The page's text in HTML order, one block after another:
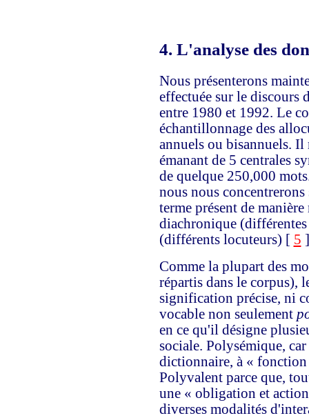
4. L'analyse des
Nous présenterons
effectuée sur le discours
entre 1980 et 1992. Le
échantillonnage des
annuels ou bisannuels.
émanant de 5 centrales
de quelque 250,000
nous nous
terme présent de
diachronique
(différents locuteurs) [ 5
Comme la plupart des
répartis dans le corpus),
signification précise, ni
vocable non seulement
en ce qu'il désigne
sociale. Polysémique,
dictionnaire, à «
Polyvalent parce que,
une « obligation et
diverses modalités